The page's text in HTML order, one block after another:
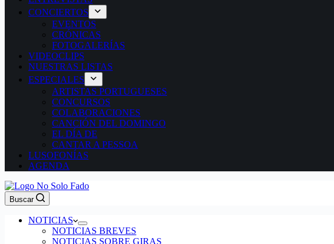
CONCIERTOS
EVENTOS
CRÓNICAS
FOTOGALERÍAS
VIDEOCLIPS
NUESTRAS LISTAS
ESPECIALES
ARTISTAS PORTUGUESES
CONCURSOS
COLABORACIONES
CANCIÓN DEL DOMINGO
EL DÍA DE
CANTAR A PESSOA
LUSOFONÍAS
AGENDA
Buscar
NOTICIAS
NOTICIAS BREVES
NOTICIAS SOBRE GIRAS